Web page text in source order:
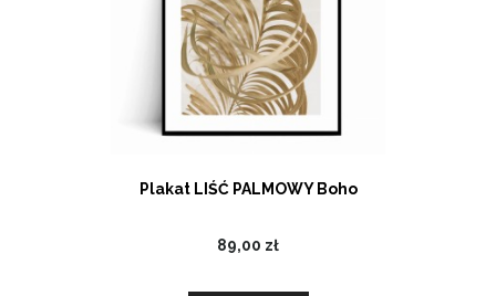
Plakat LIŚĆ PALMOWY Boho
89,00 zł